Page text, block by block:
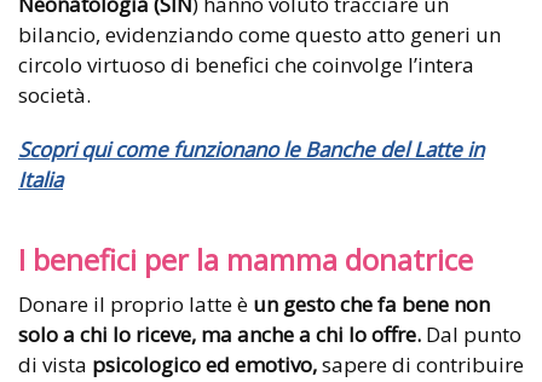
bilancio, evidenziando come questo atto generi un
circolo virtuoso di benefici che coinvolge l’intera
società.
Scopri qui come funzionano le Banche del Latte in
Italia
I benefici per la mamma donatrice
Donare il proprio latte è un gesto che fa bene non
solo a chi lo riceve, ma anche a chi lo offre. Dal punto
di vista psicologico ed emotivo,sapere di contribuire